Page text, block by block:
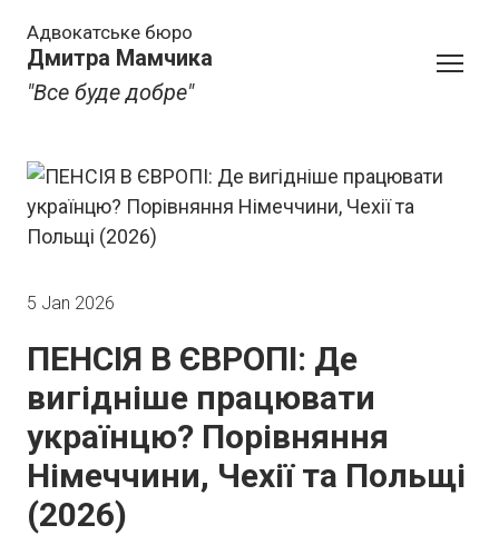
Адвокатське бюро
Дмитра Мамчика
"Все буде добре"
5 Jan 2026
ПЕНСІЯ В ЄВРОПІ: Де
вигідніше працювати
українцю? Порівняння
Німеччини, Чехії та Польщі
(2026)